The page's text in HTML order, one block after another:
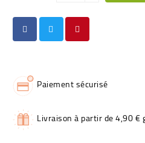
Paiement sécurisé
Livraison à partir de 4,90